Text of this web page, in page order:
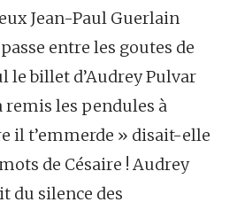
Jean-Paul Guerlain
entre les goutes de
le billet d’Audrey Pulvar
remis les pendules à
il t’emmerde » disait-elle
de Césaire ! Audrey
du silence des